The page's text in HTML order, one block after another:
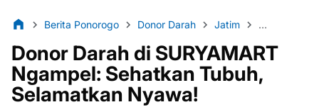
Berita Ponorogo Donor Darah Jatim Kesehatan
Donor Darah di SURYAMART
Ngampel: Sehatkan Tubuh,
Selamatkan Nyawa!